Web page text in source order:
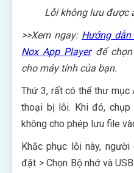
Lỗi không lưu được
>>Xem ngay: Hướng
Nox App Playerđể chọn
cho máy tính của bạn.
Thứ 3, rất có thể thư mục
thoại bị lỗi. Khi đó, chụp
không cho phép lưu file
Khắc phục lỗi này, người
đặt > Chọn Bộ nhớ và